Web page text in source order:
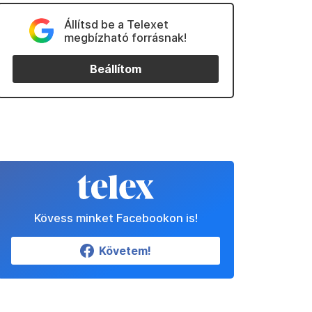
Állítsd be a Telexet
megbízható forrásnak!
Beállítom
Kövess minket Facebookon is!
Követem!